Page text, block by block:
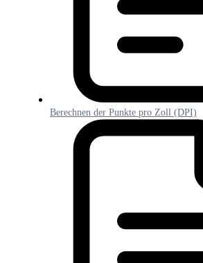
Berechnen der Punkte pro Zoll (DPI)